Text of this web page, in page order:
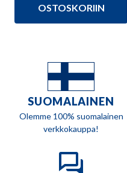
12,90 €.
9,90 €.
OSTOSKORIIN
SUOMALAINEN
Olemme 100% suomalainen
verkkokauppa!